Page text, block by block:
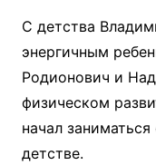
С детства
энергичным
Родионович и
физическом
начал
детстве.